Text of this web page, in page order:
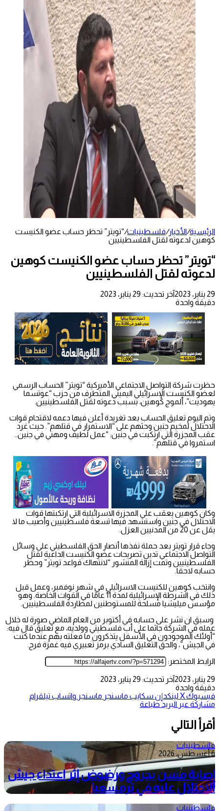
الرئيسية/الأخبار/فلسطينيات/“تويتر” تحظر حساب عضو الكنيست
كوهين لدعوته لقتل الفلسطينيين
“تويتر” تحظر حساب عضو الكنيست كوهين
لدعوته لقتل الفلسطينيين
29 يناير، 2023
آخر تحديث: 29 يناير، 2023
دقيقة واحدة
حظرت شركة التواصل الاجتماعي الأميركية “تويتر” الحساب الرسمي
لعضو الكنيست الإسرائيلي اليميني المتطرف من حزب “عوتسما
يهوديت”، ألموج كوهين، بسبب دعوته لقتل الفلسطينيين.
وتم اليوم تعليق الحساب بعد تغريدة أعلن فيها دعمه لاقتحام قوات
الاحتلال لمخيم جنين وحثهم على “الاستمرار في قتلهم”. حيث غرد
عقب المجزرة التي ارتكبت في جنين: “عمل لطيف ومهني في جنين..
استمروا في قتلهم”.
وكان كوهين يعقب على المجزرة الاسرائيلية التي ارتكبتها قوات
الاحتلال في جنين واستشهد فيها تسعة فلسطينيين وأصيب ما لا
يقل عن 20 من المدنيين العزل.
وجاء قرار تويتر بعد حملة نفذها أنصار الحق الفلسطيني على وسائل
التواصل الاجتماعي تدين تصريحات عضو الكنيست الداعية لقتل
الفلسطينيين وتمت إزالة المنشور “لانتهاك قواعد تويتر” وحظر
حسابه لاحقا.
وانتخب كوهين للكنيست الاسرائيلي في شهر نوفمبر، وعمل قبل
ذلك في الشرطة الإسرائيلية لمدة 11 عامًا في القوات الخاصة. وهو
مؤسس ميليشيا مسلحة للمستوطنين لمطاردة الفلسطينيين.
وسبق ان نشر على حسابه في أكتوبر من العام الماضي صورة له خلال
عمله في الشركة جاثما على أب فلسطيني وولديه، مع تعليق قال فيه:
“أولئك الموجودون في الأسفل يتذكرون ما فعلته بهم عندما كنت
في الجيش”، والحق التعليق السادي برمز تعبيري فيه غمزة فرح.
الرابط المختصر:
29 يناير، 2023
آخر تحديث: 29 يناير، 2023
دقيقة واحدة
فيسبوك‫Xلينكدإن سكايب ماسنجر ماسنجر واتساب تيلقرام
مشاركة عبر البريد طباعة
أقرأ التالي
فلسطينيات
6 أغسطس، 2026
إصابة مسن بجروح ورضوض إثر اعتداء جيش
الاحتلال عليه في ترمسعيا
فلسطينيات